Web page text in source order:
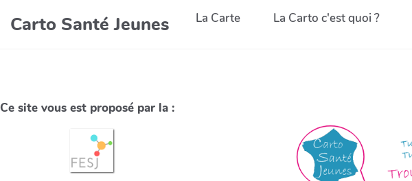
Carto Santé Jeunes La Carte La Carto c'est quoi ?
Ce site vous est proposé par la :